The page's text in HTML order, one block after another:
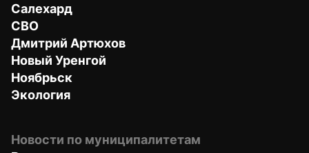
Салехард
СВО
Дмитрий Артюхов
Новый Уренгой
Ноябрьск
Экология
Новости по муниципалитетам